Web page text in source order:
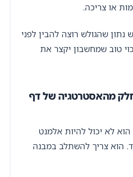
או צריכה.
נתון שהגולש רוצה להבין לפני
טוב שמחשבון יקצר את
מהאסטרטגיה של דף
לא יכול להיות אלמנט
הוא צריך להשתלב במבנה